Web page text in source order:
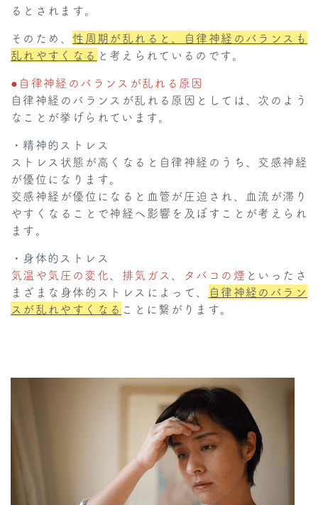
るとされます。
そのため、 性周期が乱れると、自律神経のバランスも
乱れやすくなる と考えられているのです。
●自律神経のバランスが乱れる原因
自律神経のバランスが乱れる原因としては、次のよう
なことが挙げられています。
・精神的ストレス
ストレス状態が高くなると自律神経のうち、交感神経
が優位になります。
交感神経が優位になると血管が圧迫され、血流が滞り
やすくなることで神経へ影響を及ぼすことが考えられ
ます。
・身体的ストレス
気温や気圧の変化、 排気ガス、 タバコの煙 といったさ
まざまな身体的ストレスによって、
自律神経のバラン
スが乱れやすく なる ことに繋がります。